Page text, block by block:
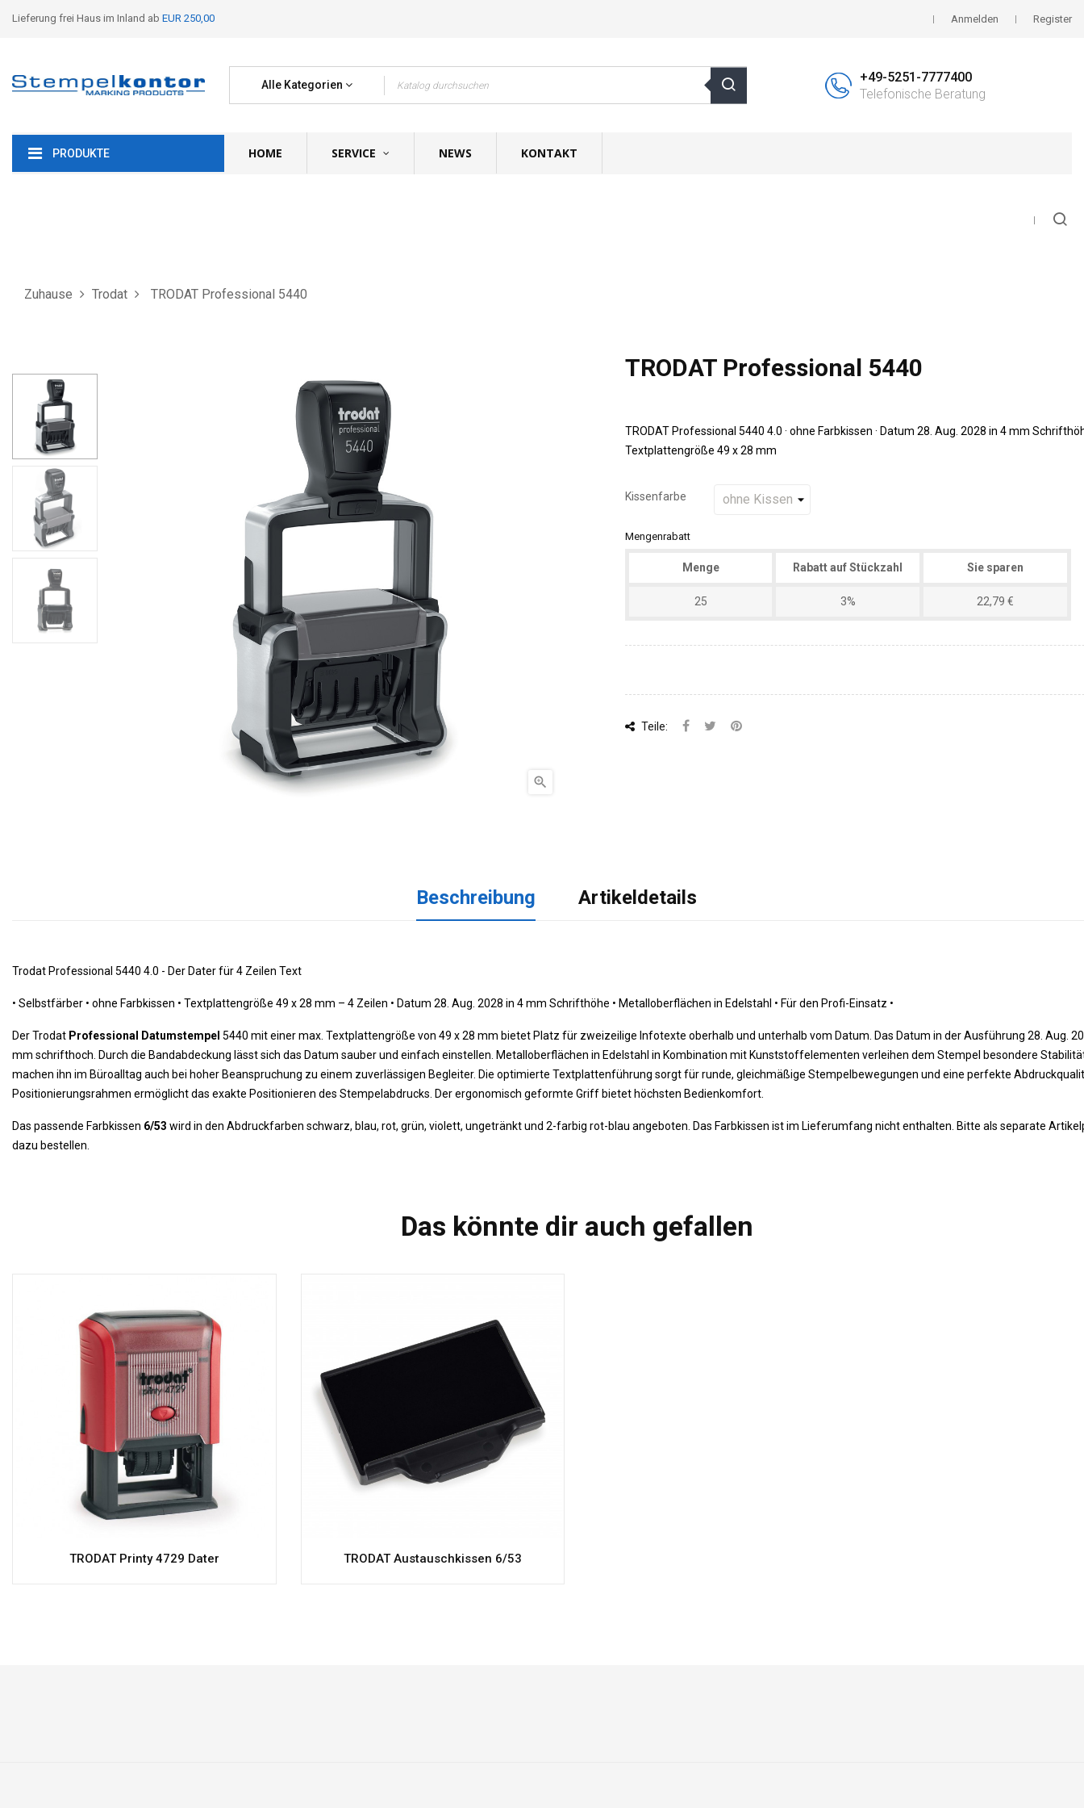
Lieferung frei Haus im Inland ab EUR 250,00 Anmelden Register
Alle Kategorien
+49-5251-7777400
Telefonische Beratung
PRODUKTE HOME SERVICE NEWS KONTAKT
Zuhause Trodat TRODAT Professional 5440

TRODAT Professional 5440
TRODAT Professional 5440 4.0 · ohne Farbkissen · Datum 28. Aug. 2028 in 4 mm
Textplattengröße 49 x 28 mm
Kissenfarbe
Mengenrabatt
Menge Rabatt auf Stückzahl Sie sparen
25 3% 22,79 €
Teile:
Beschreibung Artikeldetails
Trodat Professional 5440 4.0 - Der Dater für 4 Zeilen Text
• Selbstfärber • ohne Farbkissen • Textplattengröße 49 x 28 mm – 4 Zeilen • Datum 28. Aug. 2028 in 4 mm Schrifthöhe • Metalloberflächen in Edelstahl • Für den Profi-Einsatz •
Der Trodat Professional Datumstempel 5440 mit einer max. Textplattengröße von 49 x 28 mm bietet Platz für zweizeilige Infotexte oberhalb und unterhalb vom Datum. Das Datum in der Ausführung 28. Aug.
mm schrifthoch. Durch die Bandabdeckung lässt sich das Datum sauber und einfach einstellen. Metalloberflächen in Edelstahl in Kombination mit Kunststoffelementen verleihen dem Stempel besondere
machen ihn im Büroalltag auch bei hoher Beanspruchung zu einem zuverlässigen Begleiter. Die optimierte Textplattenführung sorgt für runde, gleichmäßige Stempelbewegungen und eine perfekte
Positionierungsrahmen ermöglicht das exakte Positionieren des Stempelabdrucks. Der ergonomisch geformte Griff bietet höchsten Bedienkomfort.
Das passende Farbkissen 6/53 wird in den Abdruckfarben schwarz, blau, rot, grün, violett, ungetränkt und 2-farbig rot-blau angeboten. Das Farbkissen ist im Lieferumfang nicht enthalten. Bitte als separate
dazu bestellen.
Das könnte dir auch gefallen
TRODAT Printy 4729 Dater TRODAT Austauschkissen 6/53